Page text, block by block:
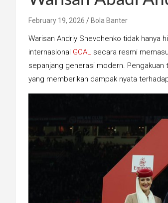
February 19, 2026 Bola Banter
Warisan Andriy Shevchenko tidak hanya
internasional GOAL secara resmi
sepanjang generasi modern.
yang memberikan dampak nyata